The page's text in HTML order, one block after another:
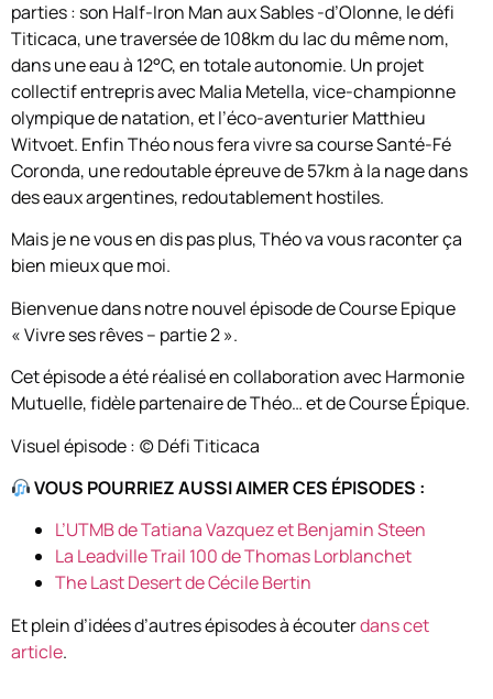
parties : son Half-Iron Man aux Sables -d’Olonne, le défi
Titicaca, une traversée de 108km du lac du même nom,
dans une eau à 12°C, en totale autonomie. Un projet
collectif entrepris avec Malia Metella, vice-championne
olympique de natation, et l’éco-aventurier Matthieu
Witvoet. Enfin Théo nous fera vivre sa course Santé-Fé
Coronda, une redoutable épreuve de 57km à la nage dans
des eaux argentines, redoutablement hostiles.
Mais je ne vous en dis pas plus, Théo va vous raconter ça
bien mieux que moi.
Bienvenue dans notre nouvel épisode de Course Epique
« Vivre ses rêves – partie 2 ».
Cet épisode a été réalisé en collaboration avec Harmonie
Mutuelle, fidèle partenaire de Théo… et de Course Épique.
Visuel épisode : (c) Défi Titicaca
VOUS POURRIEZ AUSSI AIMER CES ÉPISODES :
L’UTMB de Tatiana Vazquez et Benjamin Steen
La Leadville Trail 100 de Thomas Lorblanchet
The Last Desert de Cécile Bertin
Et plein d’idées d’autres épisodes à écouterdans cet
article.